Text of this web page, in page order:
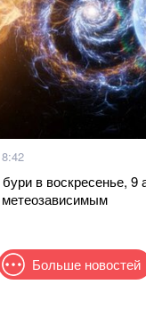
в воскресенье, 9
метеозависимым
Больше новостей